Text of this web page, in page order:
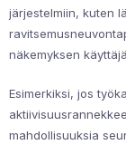
järjestelmiin, kuten
näkemyksen
Esimerkiksi, jos
mahdollisuuksia